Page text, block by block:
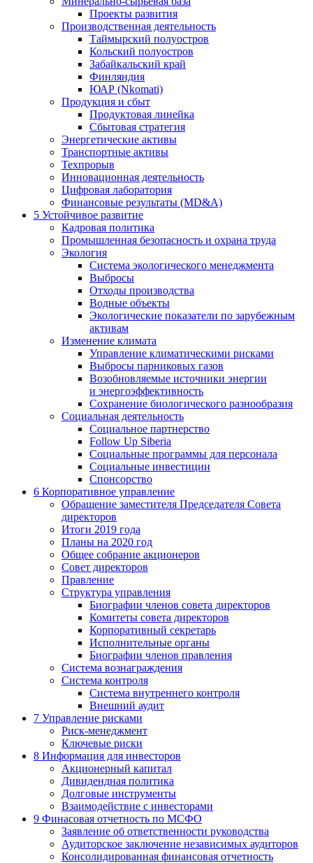
Проекты развития
Производственная деятельность
Таймырский полуостров
Кольский полуостров
Забайкальский край
Финляндия
ЮАР (Nkomati)
Продукция и сбыт
Продуктовая линейка
Сбытовая стратегия
Энергетические активы
Транспортные активы
Техпрорыв
Инновационная деятельность
Цифровая лаборатория
Финансовые результаты (MD&A)
5 Устойчивое развитие
Кадровая политика
Промышленная безопасность и охрана труда
Экология
Система экологического менеджмента
Выбросы
Отходы производства
Водные объекты
Экологические показатели по зарубежным
активам
Изменение климата
Управление климатическими рисками
Выбросы парниковых газов
Возобновляемые источники энергии
и энергоэффективность
Сохранение биологического разнообразия
Социальная деятельность
Социальное партнерство
Follow Up Siberia
Социальные программы для персонала
Социальные инвестиции
Спонсорство
6 Корпоративное управление
Обращение заместителя Председателя Совета
директоров
Итоги 2019 года
Планы на 2020 год
Общее собрание акционеров
Совет директоров
Правление
Структура управления
Биографии членов совета директоров
Комитеты совета директоров
Корпоративный секретарь
Исполнительные органы
Биографии членов правления
Система вознаграждения
Система контроля
Система внутреннего контроля
Внешний аудит
7 Управление рисками
Риск-менеджмент
Ключевые риски
8 Информация для инвесторов
Акционерный капитал
Дивидендная политика
Долговые инструменты
Взаимодействие с инвеcторами
9 Финасовая отчетность по МСФО
Заявление об ответственности руководства
Аудиторское заключение независимых аудиторов
Консолидированная финансовая отчетность